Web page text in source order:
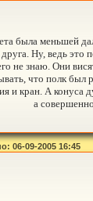
была меньшей
Ну, ведь
не знаю. Они
что полк был
и кран. А конуса
а
06-09-2005 16:45